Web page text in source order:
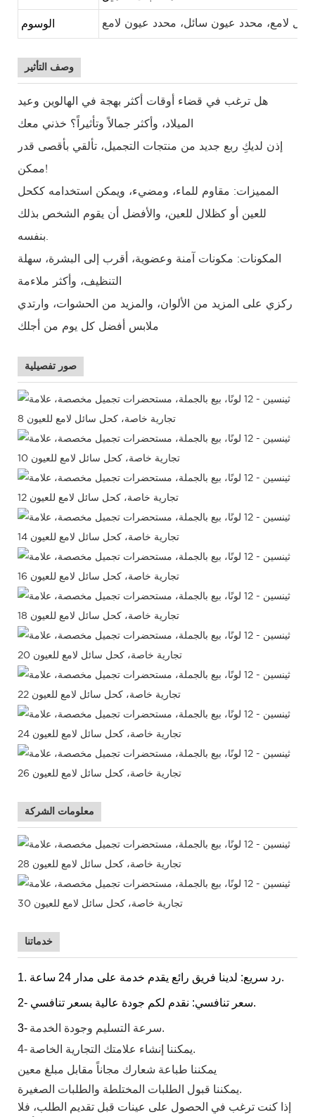
الوسوم لامع، محدد عيون سائل، محدد عيون لامع
وصف التأثير
هل ترغب في قضاء أوقات أكثر بهجة في الهالوين وعيد
الميلاد، وأكثر جمالاً وتأثيراً؟ خذني معك
إذن لديكِ ربع جديد من منتجات التجميل، تألقي بأقصى قدر
ممكن!
المميزات: مقاوم للماء، ومضيء، ويمكن استخدامه ككحل
للعين أو كظلال للعين، والأفضل أن يقوم الشخص بذلك
المكونات: مكونات آمنة وعضوية، أقرب إلى البشرة، سهلة
التنظيف، وأكثر ملاءمة
ركزي على المزيد من الألوان، والمزيد من الحشوات، وارتدي
ملابس أفضل كل يوم من أجلك
صور تفصيلية
معلومات الشركة
خدماتنا
1. رد سريع: لدينا فريق رائع يقدم خدمة على مدار 24 ساعة.
2- سعر تنافسي: نقدم لكم جودة عالية بسعر تنافسي.
3-
سرعة التسليم وجودة الخدمة.
4-
يمكننا إنشاء علامتك التجارية الخاصة.
يمكننا طباعة شعارك مجاناً مقابل مبلغ معين
يمكننا قبول الطلبات المختلطة والطلبات الصغيرة.
إذا كنت ترغب في الحصول على عينات قبل تقديم الطلب، فلا